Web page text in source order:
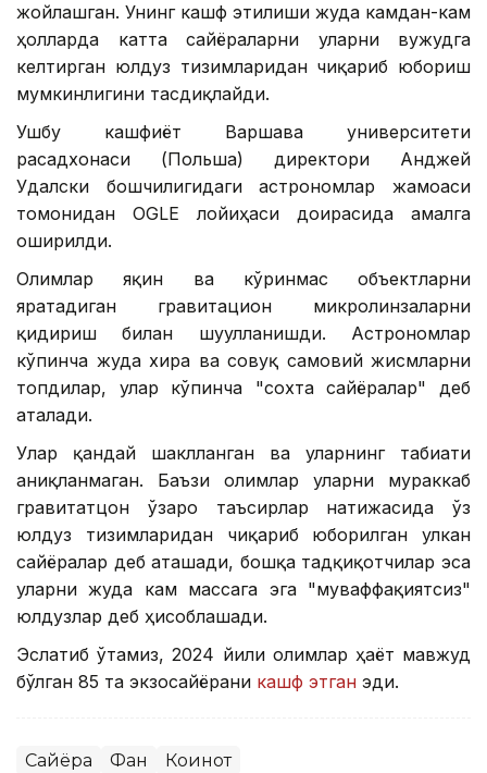
жойлашган. Унинг кашф этилиши жуда камдан-кам
ҳолларда катта сайёраларни уларни вужудга
келтирган юлдуз тизимларидан чиқариб юбориш
мумкинлигини тасдиқлайди.
Ушбу кашфиёт Варшава университети
расадхонаси (Польша) директори Анджей
Удалски бошчилигидаги астрономлар жамоаси
томонидан OGLE лойиҳаси доирасида амалга
оширилди.
Олимлар яқин ва кўринмас объектларни
яратадиган гравитацион микролинзаларни
қидириш билан шуғулланишди. Астрономлар
кўпинча жуда хира ва совуқ самовий жисмларни
топдилар, улар кўпинча "сохта сайёралар" деб
аталади.
Улар қандай шаклланган ва уларнинг табиати
аниқланмаган. Баъзи олимлар уларни мураккаб
гравитатцон ўзаро таъсирлар натижасида ўз
юлдуз тизимларидан чиқариб юборилган улкан
сайёралар деб аташади, бошқа тадқиқотчилар эса
уларни жуда кам массага эга "муваффақиятсиз"
юлдузлар деб ҳисоблашади.
Эслатиб ўтамиз, 2024 йили олимлар ҳаёт мавжуд
бўлган 85 та экзосайёрани кашф этган эди.
Сайёра Фан Коинот